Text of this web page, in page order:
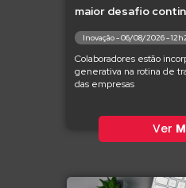
maior desafio
Inovação - 06/08/2026 -
Colaboradores estão
generativa na rotina de
das empresas
Ver